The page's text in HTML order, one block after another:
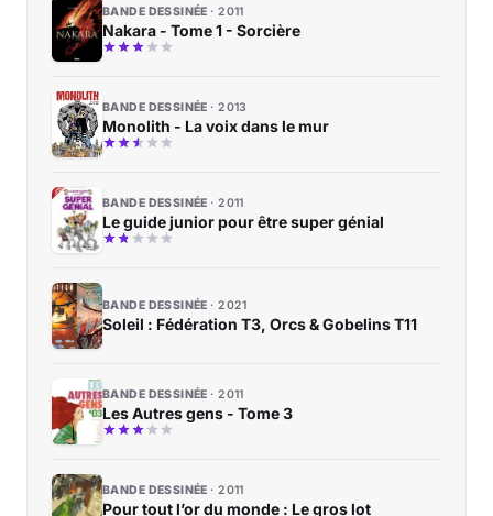
BANDE DESSINÉE 2011
Nakara - Tome 1 - Sorcière
BANDE DESSINÉE 2013
Monolith - La voix dans le mur
BANDE DESSINÉE 2011
Le guide junior pour être super génial
BANDE DESSINÉE 2021
Soleil : Fédération T3, Orcs & Gobelins T11
BANDE DESSINÉE 2011
Les Autres gens - Tome 3
BANDE DESSINÉE 2011
Pour tout l’or du monde : Le gros lot